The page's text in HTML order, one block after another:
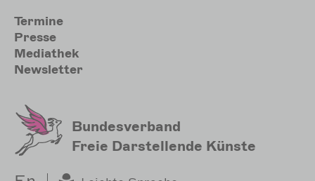
Sekundärmenu
Termine
Presse
Mediathek
Newsletter
Bundesverband
Freie Darstellende Künste